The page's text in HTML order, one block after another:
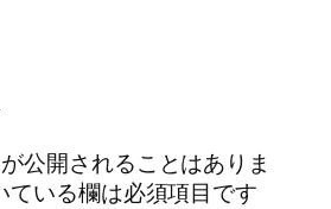
公開されることはありま
ている欄は必須項目です